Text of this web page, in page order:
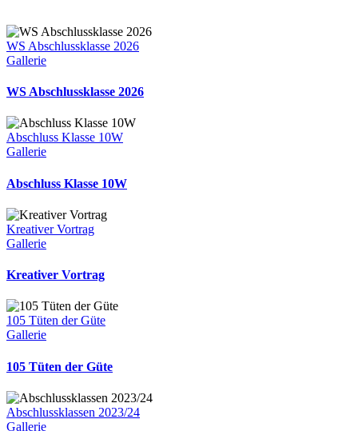
WS Abschlussklasse 2026
Gallerie
WS Abschlussklasse 2026
Abschluss Klasse 10W
Gallerie
Abschluss Klasse 10W
Kreativer Vortrag
Gallerie
Kreativer Vortrag
105 Tüten der Güte
Gallerie
105 Tüten der Güte
Abschlussklassen 2023/24
Gallerie